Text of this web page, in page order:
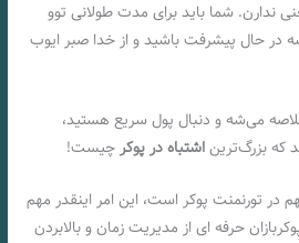
ندارن. شما باید برای مدت طولانی توو
در حال پیشرفت باشید و از خدا صبر ایوب
می‌شه و دنبال پول سریع هستید،
که بزرگ‌تریناشتباه در پوکرچیست!
تورنمنت پوکر است، این امر اینقدر مهم
حرفه ای از مدیریت زمان و بالابردن